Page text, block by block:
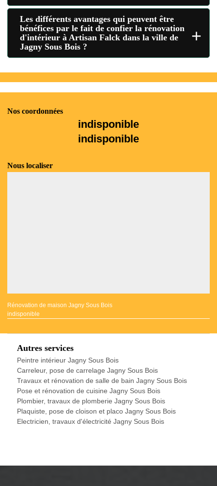
Les différents avantages qui peuvent être
bénéfices par le fait de confier la rénovation
d'intérieur à Artisan Falck dans la ville de
Jagny Sous Bois ?
+
Nos coordonnées
indisponible
indisponible
Nous localiser
Rénovation de maison Jagny Sous Bois
indisponible
Autres services
Peintre intérieur Jagny Sous Bois
Carreleur, pose de carrelage Jagny Sous Bois
Travaux et rénovation de salle de bain Jagny Sous Bois
Pose et rénovation de cuisine Jagny Sous Bois
Plombier, travaux de plomberie Jagny Sous Bois
Plaquiste, pose de cloison et placo Jagny Sous Bois
Electricien, travaux d'électricité Jagny Sous Bois